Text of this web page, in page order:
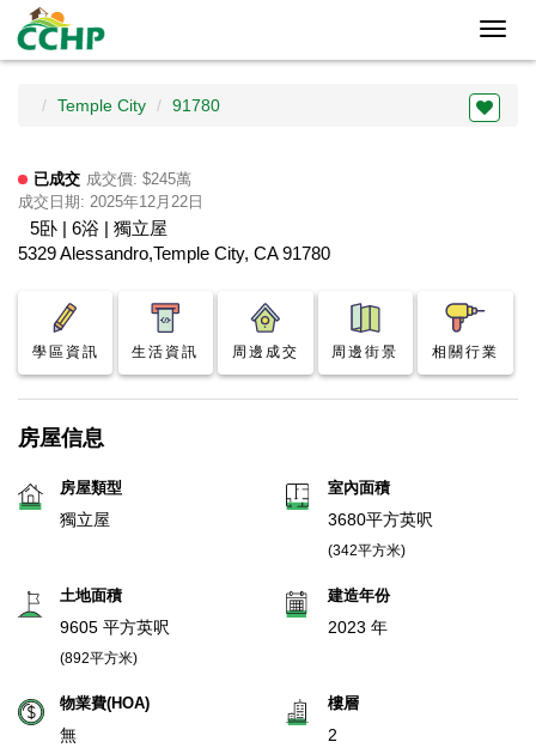
Temple City 91780
已成交 成交價: $245萬
成交日期: 2025年12月22日
5卧 | 6浴 | 獨立屋
5329 Alessandro,Temple City, CA 91780
學區資訊 生活資訊 周邊成交 周邊街景 相關行業
房屋信息
房屋類型
獨立屋
室內面積
3680平方英呎
(342平方米)
土地面積
9605 平方英呎
(892平方米)
建造年份
2023 年
物業費(HOA)
無
樓層
2